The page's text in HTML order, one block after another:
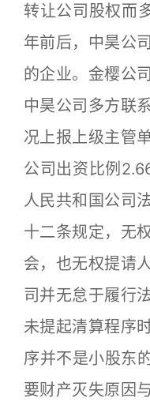
转让公司股权而
年前后，中昊公
的企业。金樱公
中昊公司多方联
况上报上级主管
公司出资比例
人民共和国公司
十二条规定，无
会，也无权提请
司并无怠于履行
未提起清算程序
序并不是小股东
要财产灭失原因